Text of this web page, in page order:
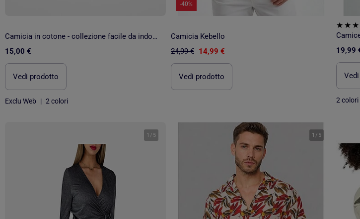
Camicia in cotone - collezione facile da indossare
15,00 €
Vedi prodotto
Exclu Web | 2 colori
-40%
Camicia Kebello
24,99 € 14,99 €
Vedi prodotto
19,99
2 colori
1 / 5 1 / 5